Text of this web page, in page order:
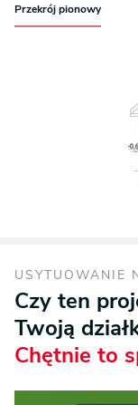
Przekrój pionowy
USYTUOWANIE
Czy ten
Twoją
Chętnie to